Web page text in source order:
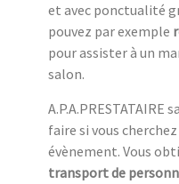
et avec ponctualité
pouvez par exemple
pour assister à un
salon.
faire si vous
évènement. Vous
transport de